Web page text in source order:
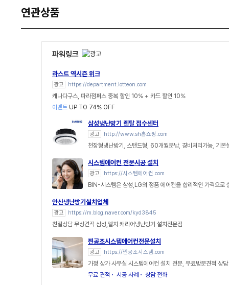
연관상품
파워링크
라스트 역시즌 위크
광고 https://department.lotteon.com
캐나다구스, 파라점퍼스 중복 할인 10% + 카드 할인 10%
이벤트 UP TO 74% OFF
삼성냉난방기 렌탈 접수센터
광고 http://www.sh홈쇼핑.com
천장형냉난방기, 스탠드형, 60개월분납, 경비처리가능, 기본
시스템에어컨 전문시공 설치
광고 https://시스템에어컨.com
BIN-시스템은 삼성,LG의 정품 에어컨을 합리적인 가격으로
안산냉난방기설치업체
광고 https://m.blog.naver.com/kyd3845
친절상담 무상견적 삼성,엘지 캐리어냉난방기 설치전문점
찐공조시스템에어컨전문설치
광고 https://찐공조시스템.com
가정 상가 사무실 시스템에어컨 설치 전문, 무료방문견적 상담
무료 견적
시공 사례 상담 전화